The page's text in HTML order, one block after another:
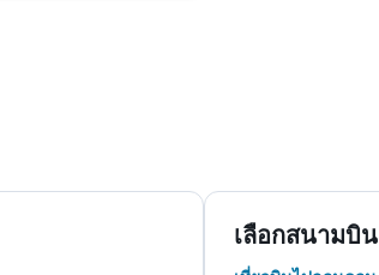
เลือกสนามบิน